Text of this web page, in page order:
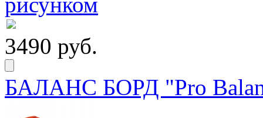
3490 руб.
БАЛАНС БОРД "Pro